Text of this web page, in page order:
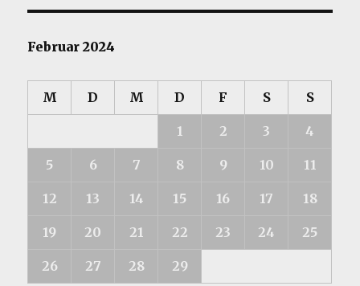
Februar 2024
M D M D F S S
1 2 3 4
5 6 7 8 9 10 11
12 13 14 15 16 17 18
19 20 21 22 23 24 25
26 27 28 29